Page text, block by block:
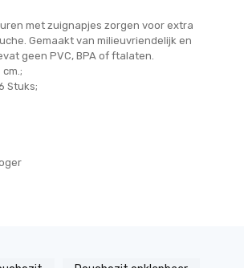
met zuignapjes zorgen voor extra
Gemaakt van milieuvriendelijk en
geen PVC, BPA of ftalaten.
Stuks;